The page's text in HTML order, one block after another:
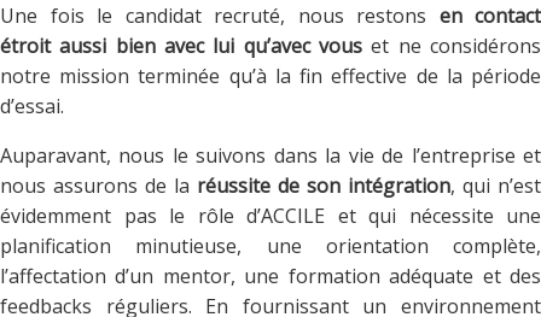
Une fois le candidat recruté, nous restons en contact
étroit aussi bien avec lui qu’avec vous et ne considérons
notre mission terminée qu’à la fin effective de la période
d’essai.
Auparavant, nous le suivons dans la vie de l’entreprise et
nous assurons de la réussite de son intégration, qui n’est
évidemment pas le rôle d’ACCILE et qui nécessite une
planification minutieuse, une orientation complète,
l’affectation d’un mentor, une formation adéquate et des
feedbacks réguliers. En fournissant un environnement